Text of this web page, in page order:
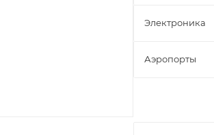
Электроника
Аэропорты